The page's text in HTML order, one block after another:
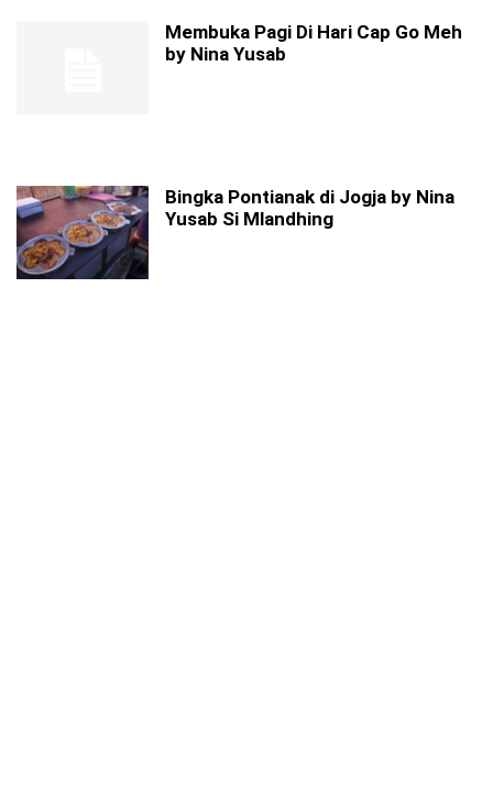
Membuka Pagi Di Hari Cap Go Meh
by Nina Yusab
Bingka Pontianak di Jogja by Nina
Yusab Si Mlandhing